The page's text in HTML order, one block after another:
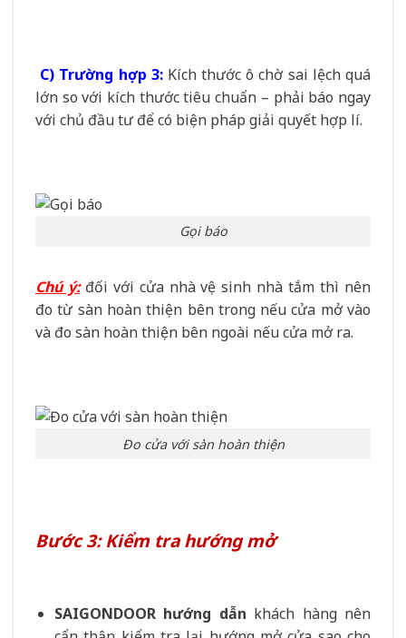
C) Trường hợp 3:Kích thước ô chờ sai lệch quá
lớn so với kích thước tiêu chuẩn – phải báo ngay
với chủ đầu tư để có biện pháp giải quyết hợp lí.
Gọi báo
Chú ý:đối với cửa nhà vệ sinh nhà tắm thì nên
đo từ sàn hoàn thiện bên trong nếu cửa mở vào
và đo sàn hoàn thiện bên ngoài nếu cửa mở ra.
Đo cửa với sàn hoàn thiện
Bước 3: Kiểm tra hướng mở
SAIGONDOOR hướng dẫn khách hàng nên